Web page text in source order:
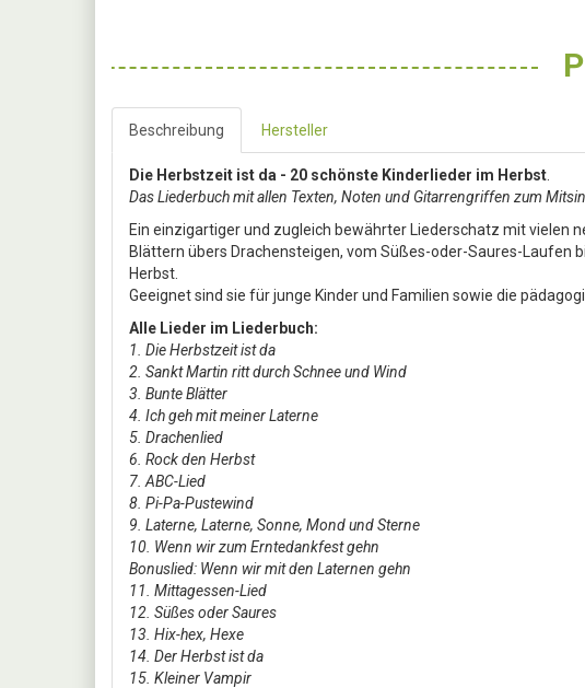
Beschreibung Hersteller
Die Herbstzeit ist da - 20 schönste Kinderlieder im Herbst
Das Liederbuch mit allen Texten, Noten und Gitarrengriffen zum
Ein einzigartiger und zugleich bewährter Liederschatz mit vielen
Blättern übers Drachensteigen, vom Süßes-oder-Saures-Laufen
Herbst.
Geeignet sind sie für junge Kinder und Familien sowie die
Alle Lieder im Liederbuch:
1. Die Herbstzeit ist da
2. Sankt Martin ritt durch Schnee und Wind
3. Bunte Blätter
4. Ich geh mit meiner Laterne
5. Drachenlied
6. Rock den Herbst
7. ABC-Lied
8. Pi-Pa-Pustewind
9. Laterne, Laterne, Sonne, Mond und Sterne
10. Wenn wir zum Erntedankfest gehn
Bonuslied: Wenn wir mit den Laternen gehn
11. Mittagessen-Lied
12. Süßes oder Saures
13. Hix-hex, Hexe
14. Der Herbst ist da
15. Kleiner Vampir